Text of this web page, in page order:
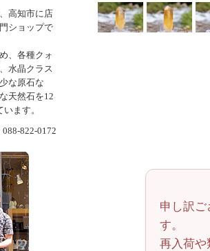
申し訳
す。
再入荷や
高知市に店
ショップで
、各種クォ
水晶クラス
な原石な
天然石を12
ます。
822-0172